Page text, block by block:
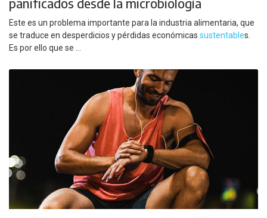
Este es un problema importante para la industria alimentaria, que
se traduce en desperdicios y pérdidas económicas sustentables.
Es por ello que se ...